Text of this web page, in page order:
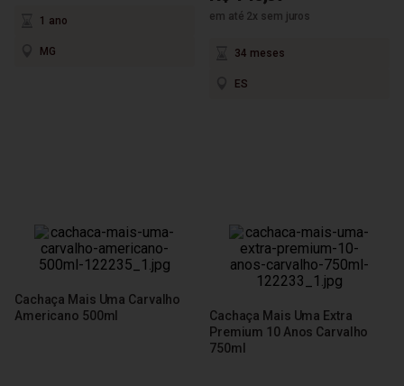
1 ano
MG
em até 2x sem juros
34 meses
ES
Cachaça Mais Uma Carvalho
Americano 500ml
Cachaça Mais Uma Extra
Premium 10 Anos Carvalho
750ml